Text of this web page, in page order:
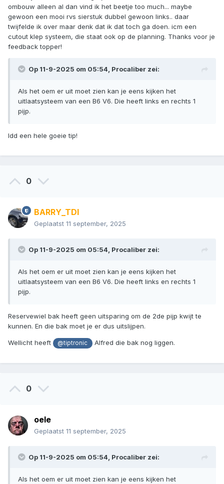
ombouw alleen al dan vind ik het beetje too much... maybe
gewoon een mooi rvs sierstuk dubbel gewoon links.. daar
twijfelde ik over maar denk dat ik dat toch ga doen. icm een
cutout klep systeem, die staat ook op de planning. Thanks voor je
feedback topper!
Op 11-9-2025 om 05:54, Procaliber zei:
Als het oem er uit moet zien kan je eens kijken het
uitlaatsysteem van een B6 V6. Die heeft links en rechts 1
pijp.
Idd een hele goeie tip!
0
BARRY_TDI
Geplaatst 11 september, 2025
Op 11-9-2025 om 05:54, Procaliber zei:
Als het oem er uit moet zien kan je eens kijken het
uitlaatsysteem van een B6 V6. Die heeft links en rechts 1
pijp.
Reservewiel bak heeft geen uitsparing om de 2de pijp kwijt te
kunnen. En die bak moet je er dus uitslijpen.
Wellicht heeft @tiptronic Alfred die bak nog liggen.
0
oele
Geplaatst 11 september, 2025
Op 11-9-2025 om 05:54, Procaliber zei:
Als het oem er uit moet zien kan je eens kijken het